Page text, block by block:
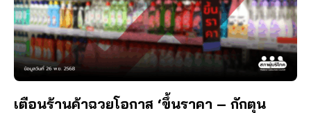
เตือนร้านค้าฉวยโอกาส ‘ขึ้นราคา – กักตุน